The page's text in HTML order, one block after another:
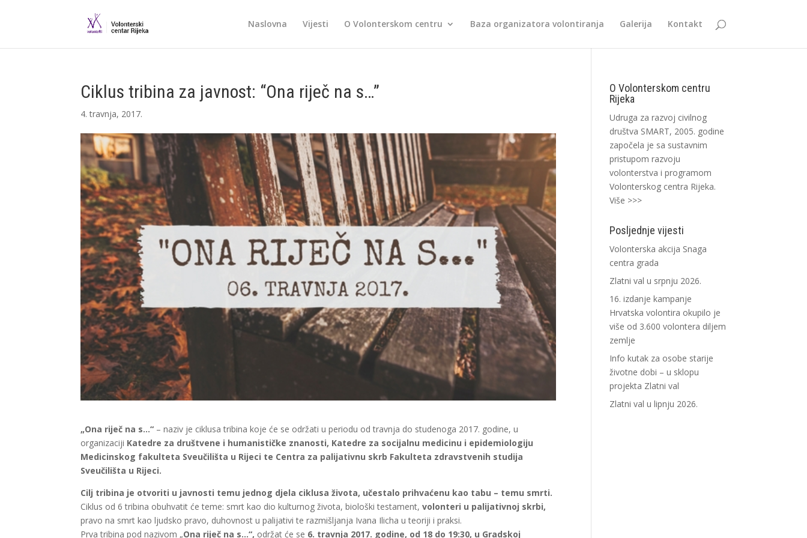
Naslovna Vijesti O Volonterskom centru Baza organizatora volontiranja Galerija Kontakt
Ciklus tribina za javnost: “Ona riječ na s…”
4. travnja, 2017.
„Ona riječ na s…“ – naziv je ciklusa tribina koje će se održati u periodu od travnja do studenoga 2017. godine, u
organizaciji Katedre za društvene i humanističke znanosti, Katedre za socijalnu medicinu i epidemiologiju
Medicinskog fakulteta Sveučilišta u Rijeci te Centra za palijativnu skrb Fakulteta zdravstvenih studija
Sveučilišta u Rijeci.
Cilj tribina je otvoriti u javnosti temu jednog djela ciklusa života, učestalo prihvaćenu kao tabu – temu smrti.
Ciklus od 6 tribina obuhvatit će teme: smrt kao dio kulturnog života, biološki testament,volonteri u palijativnoj skrbi,
pravo na smrt kao ljudsko pravo, duhovnost u palijativi te razmišljanja Ivana Ilicha u teoriji i praksi.
Prva tribina pod nazivom „Ona riječ na s…“, održat će se 6. travnja 2017. godine, od 18 do 19:30, u Gradskoj
O Volonterskom centru
Rijeka
Udruga za razvoj civilnog
društva SMART, 2005. godine
započela je sa sustavnim
pristupom razvoju
volonterstva i programom
Volonterskog centra Rijeka.
Više >>>
Posljednje vijesti
Volonterska akcija Snaga
centra grada
Zlatni val u srpnju 2026.
16. izdanje kampanje
Hrvatska volontira okupilo je
više od 3.600 volontera diljem
zemlje
Info kutak za osobe starije
životne dobi – u sklopu
projekta Zlatni val
Zlatni val u lipnju 2026.